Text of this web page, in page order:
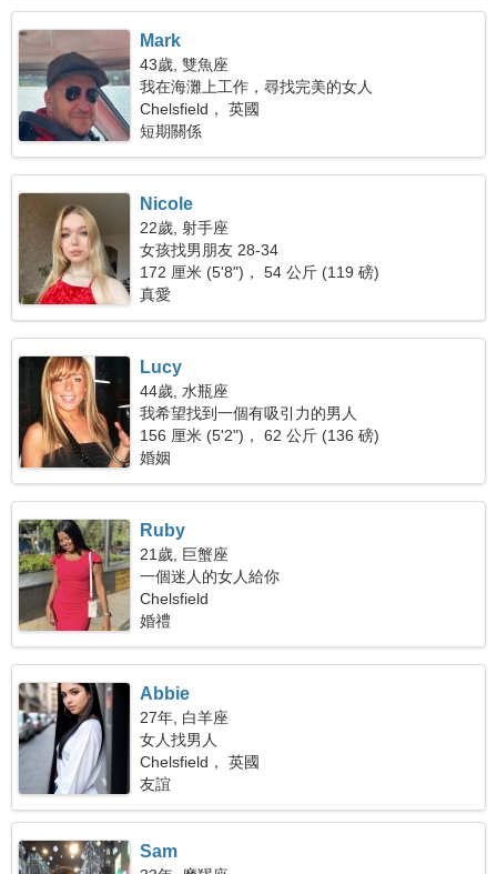
Mark
43歲, 雙魚座
我在海灘上工作，尋找完美的女人
Chelsfield， 英國
短期關係
Nicole
22歲, 射手座
女孩找男朋友 28-34
172 厘米 (5'8")， 54 公斤 (119 磅)
真愛
Lucy
44歲, 水瓶座
我希望找到一個有吸引力的男人
156 厘米 (5'2")， 62 公斤 (136 磅)
婚姻
Ruby
21歲, 巨蟹座
一個迷人的女人給你
Chelsfield
婚禮
Abbie
27年, 白羊座
女人找男人
Chelsfield， 英國
友誼
Sam